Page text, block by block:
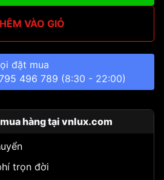
VÀO GIỎ
đặt mua
496 789 (8:30 - 22:00)
hàng tại vnlux.com
trọn đời